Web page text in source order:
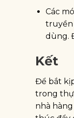
Các
truyền
dùng.
Kết
Để bắt
trong
nhà